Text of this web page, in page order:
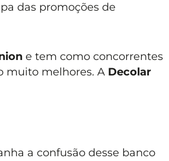
das promoções de
e tem como concorrentes
muito melhores. A Decolar
a confusão desse banco